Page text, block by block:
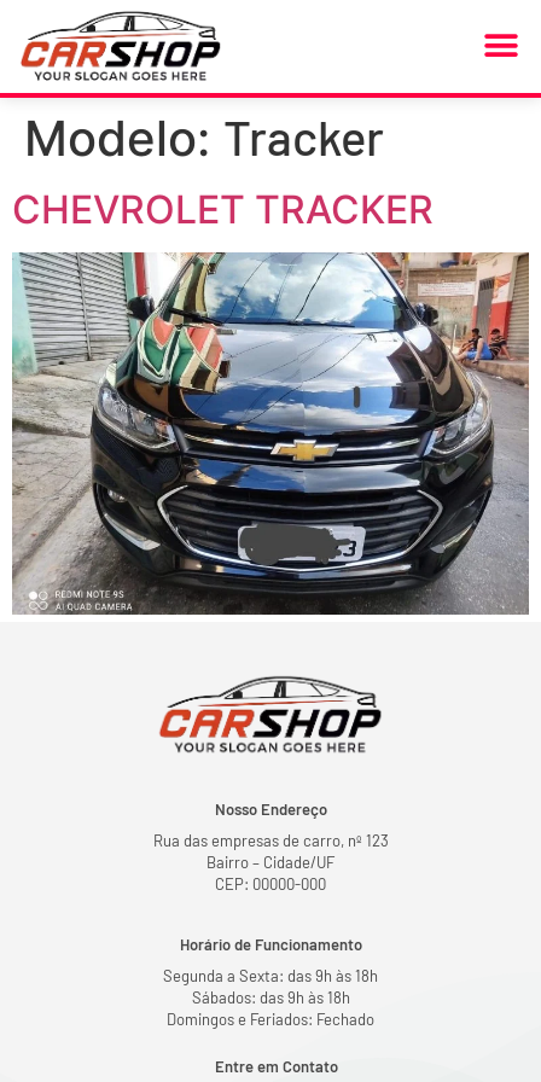
Modelo: Tracker
CHEVROLET TRACKER
Nosso Endereço
Rua das empresas de carro, nº 123
Bairro – Cidade/UF
CEP: 00000-000
Horário de Funcionamento
Segunda a Sexta: das 9h às 18h
Sábados: das 9h às 18h
Domingos e Feriados: Fechado
Entre em Contato